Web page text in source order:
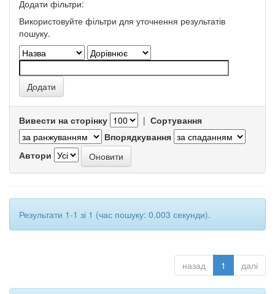
Додати фільтри:
Використовуйте фільтри для уточнення результатів
пошуку.
Вивести на сторінку | Сортування
Впорядкування
Автори
Результати 1-1 зі 1 (час пошуку: 0.003 секунди).
назад 1 далі